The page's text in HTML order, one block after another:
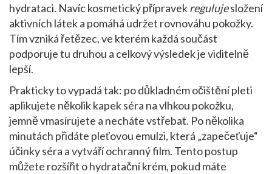
hydrataci. Navíc kosmetický přípravekregulujesložení
aktivních látek a pomáhá udržet rovnováhu pokožky.
Tím vzniká řetězec, ve kterém každá součást
podporuje tu druhou a celkový výsledek je viditelně
lepší.
Prakticky to vypadá tak: po důkladném očištění pleti
aplikujete několik kapek séra na vlhkou pokožku,
jemně vmasírujete a necháte vstřebat. Po několika
minutách přidáte pleťovou emulzi, která „zapečeťuje“
účinky séra a vytváří ochranný film. Tento postup
můžete rozšířit o hydratační krém, pokud máte